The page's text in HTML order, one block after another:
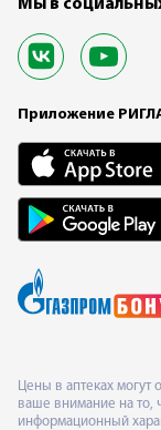
Мы в
Приложение
Цены в аптеках могут
ваше внимание на то,
информационный